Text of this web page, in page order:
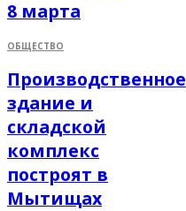
8 марта
ОБЩЕСТВО
Производственное
здание и
складской
комплекс
построят в
Мытищах